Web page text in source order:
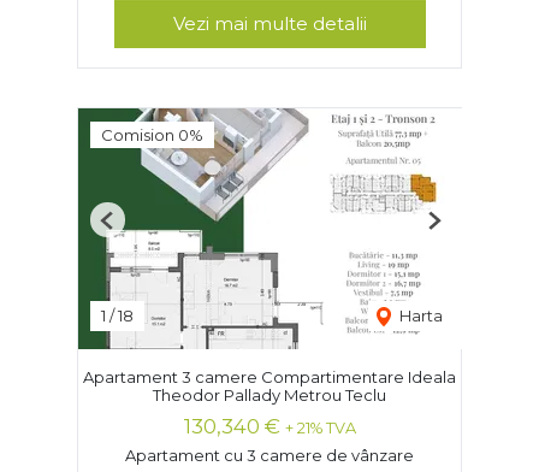
Vezi mai multe detalii
Comision 0%
1 /18 Harta
Previous Next
Apartament 3 camere Compartimentare Ideala
Theodor Pallady Metrou Teclu
130,340 € + 21% TVA
Apartament cu 3 camere de vânzare